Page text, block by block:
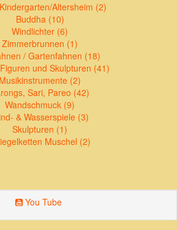
Altersheim (2)
Buddha (10)
Windlichter (6)
Zimmerbrunnen (1)
/ Gartenfahnen (18)
und Skulpturen (41)
Musikinstrumente (2)
Sari, Pareo (42)
Wandschmuck (9)
& Wasserspiele (3)
Skulpturen (1)
Muschel (2)
You Tube